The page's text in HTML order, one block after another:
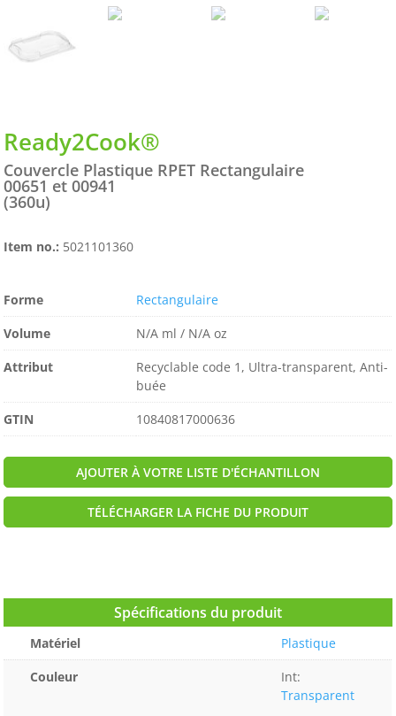
Ready2Cook®
Couvercle Plastique RPET Rectangulaire
00651 et 00941
(360u)
Item no.: 5021101360
Forme
Rectangulaire
Volume
N/A ml / N/A oz
Attribut
Recyclable code 1, Ultra-transparent, Anti-
buée
GTIN
10840817000636
AJOUTER À VOTRE LISTE D'ÉCHANTILLON
TÉLÉCHARGER LA FICHE DU PRODUIT
Spécifications du produit
Matériel
Plastique
Couleur
Int:
Transparent